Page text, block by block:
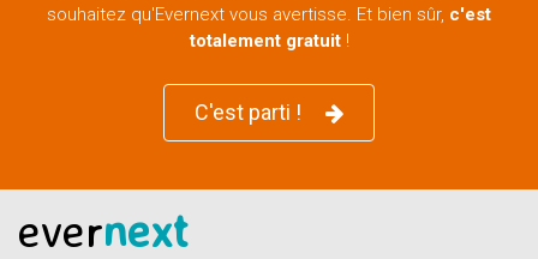
souhaitez qu'Evernext vous avertisse. Et bien sûr, c'est
totalement gratuit!
C'est parti !
evernext